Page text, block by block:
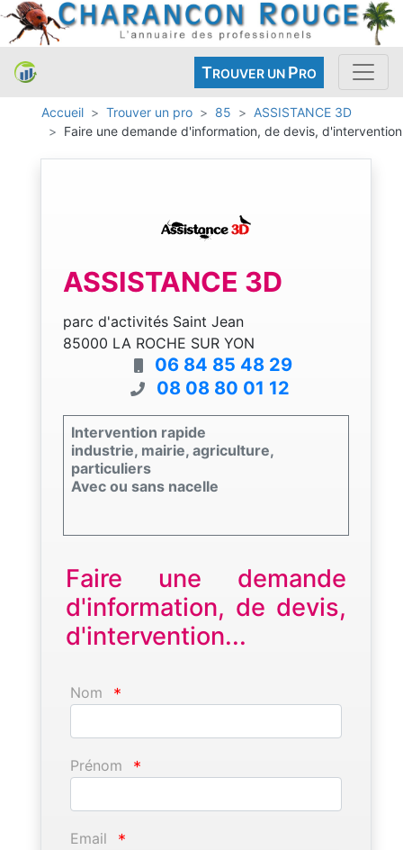
TROUVER UN PRO
Accueil Trouver un pro 85
ASSISTANCE 3D
Faire une demande d'information, de devis, d'intervention
ASSISTANCE 3D
parc d'activités Saint Jean
85000 LA ROCHE SUR YON
06 84 85 48 29
08 08 80 01 12
Intervention rapide
industrie, mairie, agriculture,
particuliers
Avec ou sans nacelle
Faire une demande
d'information, de devis,
d'intervention...
Nom *
Prénom *
Email *